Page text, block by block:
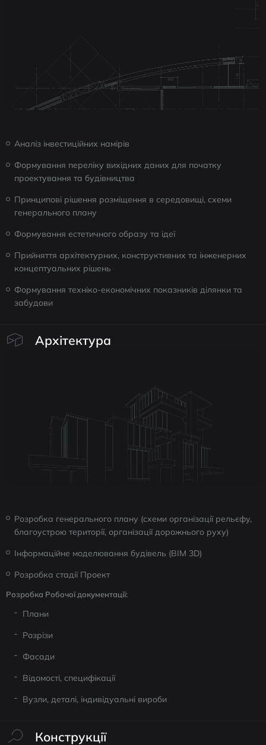
Аналіз інвестиційних намірів
Формування переліку вихідних даних для початку
проектування та будівництва
Принципові рішення розміщення в середовищі, схеми
генерального плану
Формування естетичного образу та ідеї
Прийняття архітектурних, конструктивних та інженерних
концептуальних рішень
Формування техніко-економічних показників ділянки та
забудови
Архітектура
Розробка генерального плану (схеми організації рельєфу,
благоустрою території, організації дорожнього руху)
Інформаційне моделювання будівель (ВІМ 3D)
Розробка стадії Проект
Розробка Робочої документації:
Плани
Розрізи
Фасади
Відомості, специфікації
Вузли, деталі, індивідуальні вироби
Конструкції